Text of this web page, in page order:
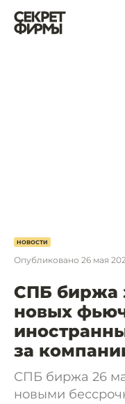
НОВОСТИ
Опубликовано 26 мая
СПБ биржа
новых
за
СПБ биржа 26
новыми